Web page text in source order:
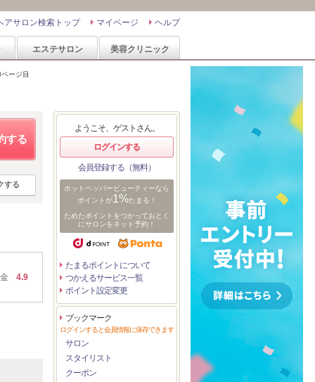
ヘルプ
マイページ
アサロン検索トップ
エステサロン 美容クリニック
ページ目
する
する
4.9
ようこそ、ゲストさん。
ログインする
会員登録する（無料）
ホットペッパービューティーなら
ポイントが1%たまる！
ためたポイントをつかっておとく
にサロンをネット予約！
たまるポイントについて
つかえるサービス一覧
ポイント設定変更
ブックマーク
ログインすると会員情報に保存できます
サロン
スタイリスト
クーポン